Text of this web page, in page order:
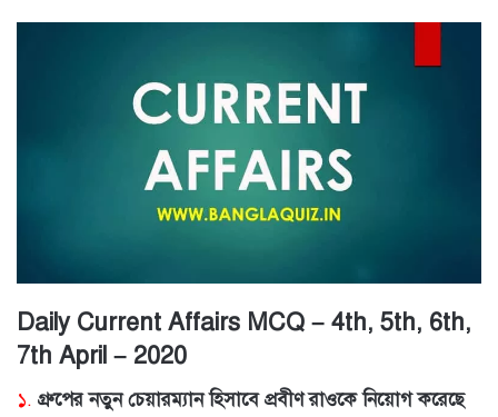
Daily Current Affairs MCQ – 4th, 5th, 6th,
7th April – 2020
১. গ্রুপের নতুন চেয়ারম্যান হিসাবে প্রবীণ রাওকে নিয়োগ করেছে